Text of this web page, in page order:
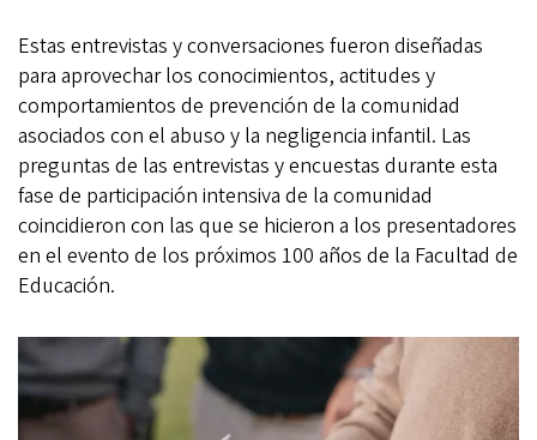
Estas entrevistas y conversaciones fueron diseñadas
para aprovechar los conocimientos, actitudes y
comportamientos de prevención de la comunidad
asociados con el abuso y la negligencia infantil. Las
preguntas de las entrevistas y encuestas durante esta
fase de participación intensiva de la comunidad
coincidieron con las que se hicieron a los presentadores
en el evento de los próximos 100 años de la Facultad de
Educación.